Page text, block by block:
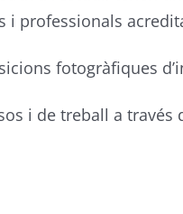
i professionals
fotogràfiques
i de treball a través